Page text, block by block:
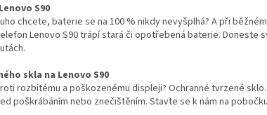
S90
chcete, baterie se na 100 % nikdy nevyšplhá? A při
Lenovo S90 trápí stará či opotřebená baterie. Doneste
skla na Lenovo S90
rozbitému a poškozenému displeji? Ochranné tvrzené
poškrábáním nebo znečištěním. Stavte se k nám na